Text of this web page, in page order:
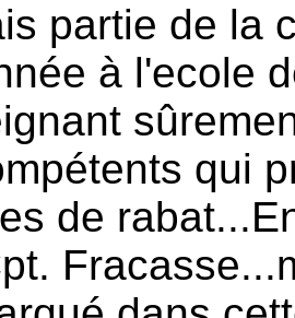
partie de la
à l'ecole
qui
de